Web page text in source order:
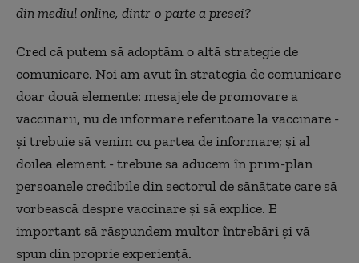
din mediul online, dintr-o parte a presei?
Cred că putem să adoptăm o altă strategie de
comunicare. Noi am avut în strategia de comunicare
doar două elemente: mesajele de promovare a
vaccinării, nu de informare referitoare la vaccinare -
și trebuie să venim cu partea de informare; și al
doilea element - trebuie să aducem în prim-plan
persoanele credibile din sectorul de sănătate care să
vorbească despre vaccinare și să explice. E
important să răspundem multor întrebări și vă
spun din proprie experiență.